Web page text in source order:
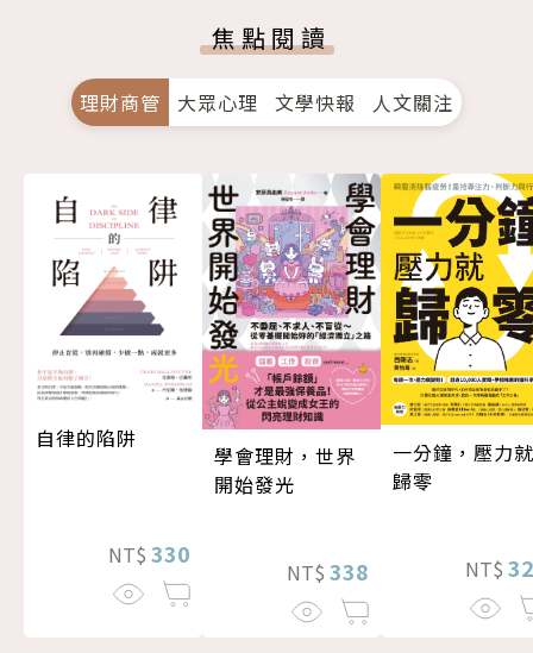
焦點閱讀
理財商管 大眾心理 文學快報 人文關注
自律的陷阱
NT$ 330
學會理財，世界
開始發光
NT$ 338
一分鐘，壓力就
歸零
NT$